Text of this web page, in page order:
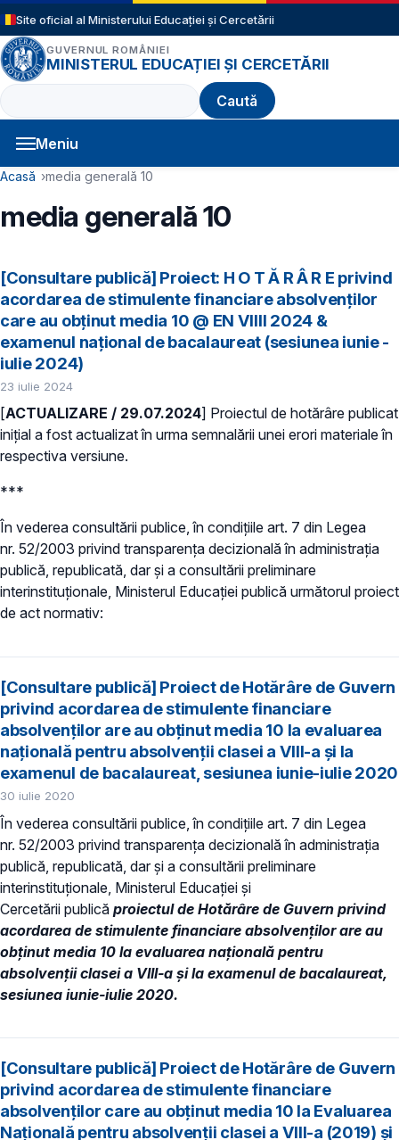
Sari la conținutul principal
Site oficial al Ministerului Educației și Cercetării
GUVERNUL ROMÂNIEI
MINISTERUL EDUCAȚIEI ȘI CERCETĂRII
Caută
Meniu
Navigație principală
Cale de navigare
Acasă media generală 10
media generală 10
[Consultare publică] Proiect: H O T Ă R Â R E privind
acordarea de stimulente financiare absolvenților
care au obținut media 10 @ EN VIIII 2024 &
examenul național de bacalaureat (sesiunea iunie -
iulie 2024)
23 iulie 2024
[ACTUALIZARE / 29.07.2024] Proiectul de hotărâre publicat
inițial a fost actualizat în urma semnalării unei erori materiale în
respectiva versiune.
***
În vederea consultării publice, în condiţiile art. 7 din Legea
nr. 52/2003 privind transparenţa decizională în administraţia
publică, republicată, dar și a consultării preliminare
interinstituționale, Ministerul Educaţiei publică următorul proiect
de act normativ:
[Consultare publică] Proiect de Hotărâre de Guvern
privind acordarea de stimulente financiare
absolvenților are au obținut media 10 la evaluarea
națională pentru absolvenții clasei a VIII-a și la
examenul de bacalaureat, sesiunea iunie-iulie 2020
30 iulie 2020
În vederea consultării publice, în condiţiile art. 7 din Legea
nr. 52/2003 privind transparenţa decizională în administraţia
publică, republicată, dar și a consultării preliminare
interinstituționale, Ministerul Educaţiei și
Cercetării publică proiectul de Hotărâre de Guvern privind
acordarea de stimulente financiare absolvenților are au
obținut media 10 la evaluarea națională pentru
absolvenții clasei a VIII-a și la examenul de bacalaureat,
sesiunea iunie-iulie 2020.
[Consultare publică] Proiect de Hotărâre de Guvern
privind acordarea de stimulente financiare
absolvenților care au obținut media 10 la Evaluarea
Naţională pentru absolvenții clasei a VIII-a (2019) și